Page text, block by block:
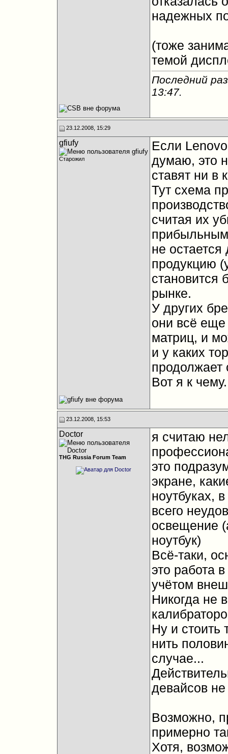
надежных
(тоже
темой
Последний
13:47.
23.12.2008, 15:29
gfiufy
Старожил
Если
думаю, это
ставят ни в
Тут схема
считая их
не остается
продукцию
становится
рынке.
У других
они всё
матриц, и
и у каких
продолжает
Вот я к чему.
23.12.2008, 15:53
Doctor
THG Russia Forum Team
я считаю
это
экране,
ноутбуках,
всего
освещение
ноутбук)
Всё-таки,
это работа
учётом
Никогда не
Ну и стоить
нить
случае...
девайсов не
Возможно,
примерно
Хотя,